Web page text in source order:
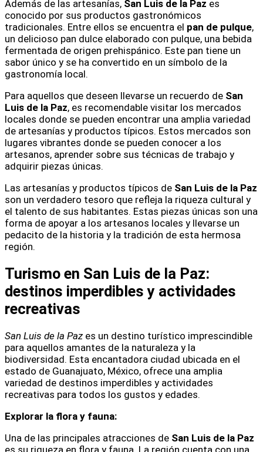
Además de las artesanías, San Luis de la Paz es
conocido por sus productos gastronómicos
tradicionales. Entre ellos se encuentra el pan de pulque,
un delicioso pan dulce elaborado con pulque, una bebida
fermentada de origen prehispánico. Este pan tiene un
sabor único y se ha convertido en un símbolo de la
gastronomía local.
Para aquellos que deseen llevarse un recuerdo de San
Luis de la Paz, es recomendable visitar los mercados
locales donde se pueden encontrar una amplia variedad
de artesanías y productos típicos. Estos mercados son
lugares vibrantes donde se pueden conocer a los
artesanos, aprender sobre sus técnicas de trabajo y
adquirir piezas únicas.
Las artesanías y productos típicos de San Luis de la Paz
son un verdadero tesoro que refleja la riqueza cultural y
el talento de sus habitantes. Estas piezas únicas son una
forma de apoyar a los artesanos locales y llevarse un
pedacito de la historia y la tradición de esta hermosa
región.
Turismo en San Luis de la Paz:
destinos imperdibles y actividades
recreativas
San Luis de la Paz es un destino turístico imprescindible
para aquellos amantes de la naturaleza y la
biodiversidad. Esta encantadora ciudad ubicada en el
estado de Guanajuato, México, ofrece una amplia
variedad de destinos imperdibles y actividades
recreativas para todos los gustos y edades.
Explorar la flora y fauna:
Una de las principales atracciones de San Luis de la Paz